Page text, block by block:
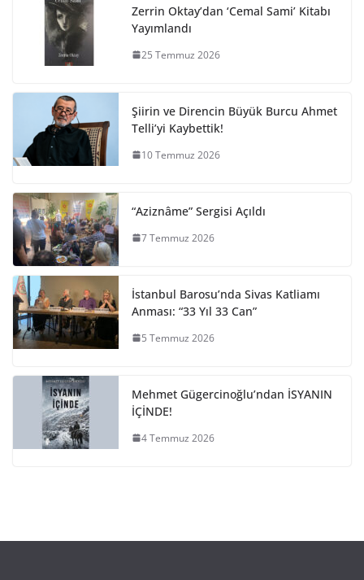
Zerrin Oktay’dan ‘Cemal Sami’ Kitabı
Yayımlandı
25 Temmuz 2026
Şiirin ve Direncin Büyük Burcu Ahmet
Telli’yi Kaybettik!
10 Temmuz 2026
“Aziznâme” Sergisi Açıldı
7 Temmuz 2026
İstanbul Barosu’nda Sivas Katliamı
Anması: “33 Yıl 33 Can”
5 Temmuz 2026
Mehmet Gügercinoğlu’ndan İSYANIN
İÇİNDE!
4 Temmuz 2026